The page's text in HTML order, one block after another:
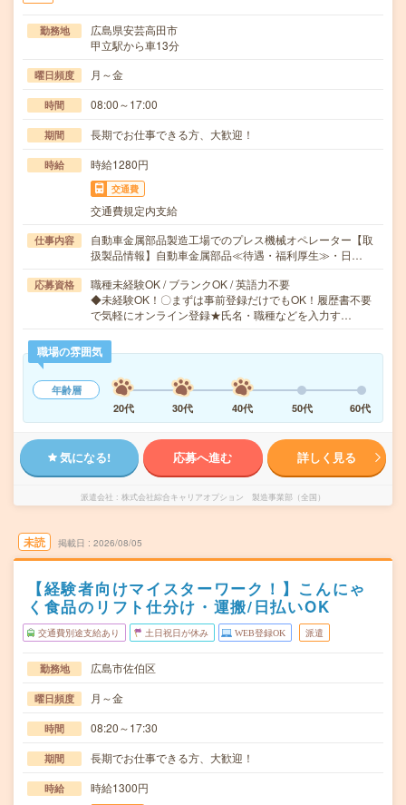
勤務地
広島県安芸高田市
甲立駅から車13分
曜日頻度 月～金
時間 08:00～17:00
期間 長期でお仕事できる方、大歓迎！
時給 時給1280円
交通費
交通費規定内支給
仕事内容
自動車金属部品製造工場でのプレス機械オペレーター【取
扱製品情報】自動車金属部品≪待遇・福利厚生≫・日…
応募資格
職種未経験OK / ブランクOK / 英語力不要
◆未経験OK！〇まずは事前登録だけでもOK！履歴書不要
で気軽にオンライン登録★氏名・職種などを入力す…
職場の雰囲気
年齢層
20代
30代 40代 50代 60代
気になる! 応募へ進む 詳しく見る
派遣会社 株式会社綜合キャリアオプション 製造事業部（全国）
未読 掲載日 2026/08/05
【経験者向けマイスターワーク！】こんにゃ
く食品のリフト仕分け・運搬/日払いOK
交通費別途支給あり 土日祝日が休み WEB登録OK 派遣
勤務地 広島市佐伯区
曜日頻度 月～金
時間 08:20～17:30
期間 長期でお仕事できる方、大歓迎！
時給 時給1300円